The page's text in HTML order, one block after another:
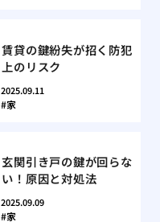
賃貸の鍵紛失が招く防犯
上のリスク
2025.09.11
家
玄関引き戸の鍵が回らな
い！原因と対処法
2025.09.09
家